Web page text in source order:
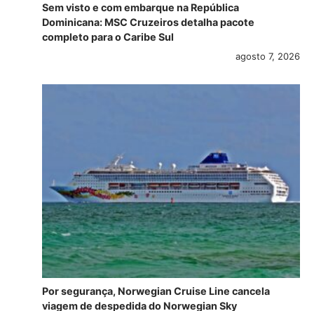
Sem visto e com embarque na República
Dominicana: MSC Cruzeiros detalha pacote
completo para o Caribe Sul
agosto 7, 2026
Por segurança, Norwegian Cruise Line cancela
viagem de despedida do Norwegian Sky